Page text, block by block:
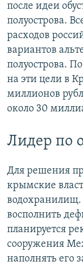
после идеи
полуострова.
расходов
вариантов
полуострова.
на эти цели в
миллионов
около 30
Лидер по
Для решения
крымские
восполнить
планируется
сооружения
наполнять его